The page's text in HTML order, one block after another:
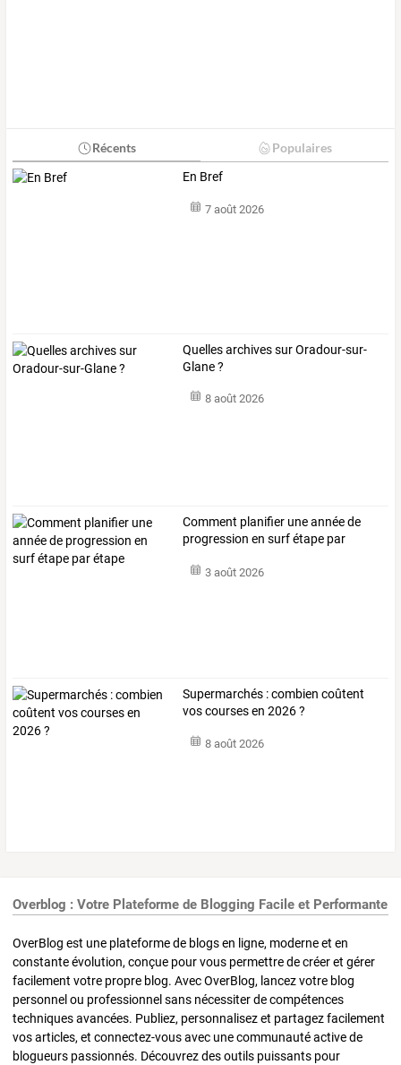
Récents Populaires
En Bref
7 août 2026
Quelles archives sur Oradour-sur-
Glane ?
8 août 2026
Comment planifier une année de
progression en surf étape par
3 août 2026
Supermarchés : combien coûtent
vos courses en 2026 ?
8 août 2026
Overblog : Votre Plateforme de Blogging Facile et Performante
OverBlog est une plateforme de blogs en ligne, moderne et en
constante évolution, conçue pour vous permettre de créer et gérer
facilement votre propre blog. Avec OverBlog, lancez votre blog
personnel ou professionnel sans nécessiter de compétences
techniques avancées. Publiez, personnalisez et partagez facilement
vos articles, et connectez-vous avec une communauté active de
blogueurs passionnés. Découvrez des outils puissants pour